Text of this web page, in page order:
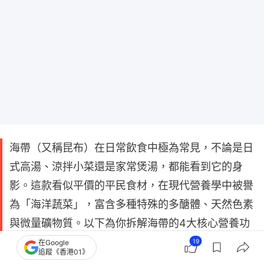
海帶（又稱昆布）在日常飲食中極為常見，不論是日
式高湯、涼拌小菜還是家常煲湯，都能看到它的身
影。這款看似平價的平民食材，在現代營養學中被譽
為「海洋蔬菜」，富含多種特殊的多醣體、天然色素
與微量礦物質。以下為你拆解海帶的4大核心營養功
效與食用禁忌。
在Google
追蹤《香港01》
19